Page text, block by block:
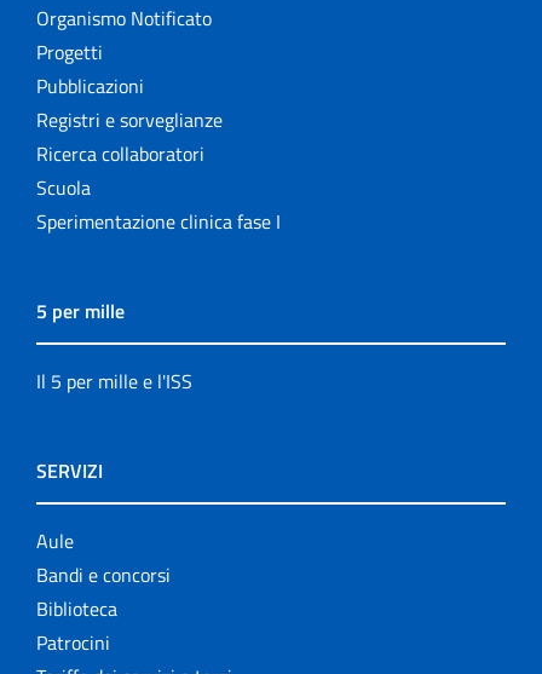
Organismo Notificato
Progetti
Pubblicazioni
Registri e sorveglianze
Ricerca collaboratori
Scuola
Sperimentazione clinica fase I
5 per mille
Il 5 per mille e l'ISS
SERVIZI
Aule
Bandi e concorsi
Biblioteca
Patrocini